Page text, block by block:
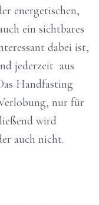
energetischen,
ein sichtbares
dabei ist,
jederzeit aus
Handfasting
nur für
wird
auch nicht.